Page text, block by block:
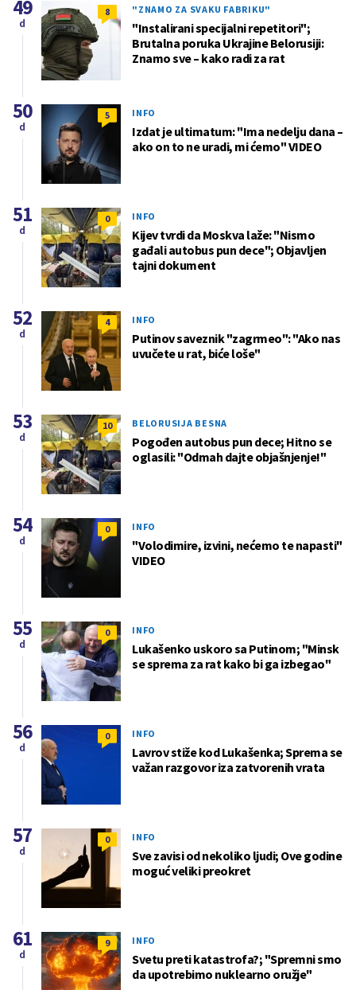
8 "ZNAMO ZA SVAKU FABRIKU"
"Instalirani specijalni repetitori";
Brutalna poruka Ukrajine Belorusiji:
Znamo sve – kako radi za rat
49
d
5 INFO
Izdat je ultimatum: "Ima nedelju dana –
ako on to ne uradi, mi ćemo" VIDEO
50
d
0 INFO
Kijev tvrdi da Moskva laže: "Nismo
gađali autobus pun dece"; Objavljen
tajni dokument
51
d
4 INFO
Putinov saveznik "zagrmeo": "Ako nas
uvučete u rat, biće loše"
52
d
10 BELORUSIJA BESNA
Pogođen autobus pun dece; Hitno se
oglasili: "Odmah dajte objašnjenje!"
53
d
0 INFO
"Volodimire, izvini, nećemo te napasti"
VIDEO
54
d
0 INFO
Lukašenko uskoro sa Putinom; "Minsk
se sprema za rat kako bi ga izbegao"
55
d
0 INFO
Lavrov stiže kod Lukašenka; Sprema se
važan razgovor iza zatvorenih vrata
56
d
0 INFO
Sve zavisi od nekoliko ljudi; Ove godine
moguć veliki preokret
57
d
9 INFO
Svetu preti katastrofa?; "Spremni smo
da upotrebimo nuklearno oružje"
61
d